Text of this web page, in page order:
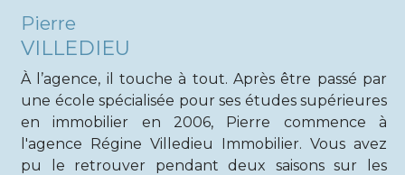
Pierre
VILLEDIEU
À l’agence, il touche à tout. Après être passé par
une école spécialisée pour ses études supérieures
en immobilier en 2006, Pierre commence à
l'agence Régine Villedieu Immobilier. Vous avez
pu le retrouver pendant deux saisons sur les